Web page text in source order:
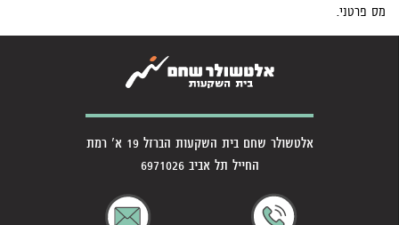
מס פרטני.
אלטשולר שחם בית השקעות הברזל 19 א' רמת
החייל תל אביב 6971026